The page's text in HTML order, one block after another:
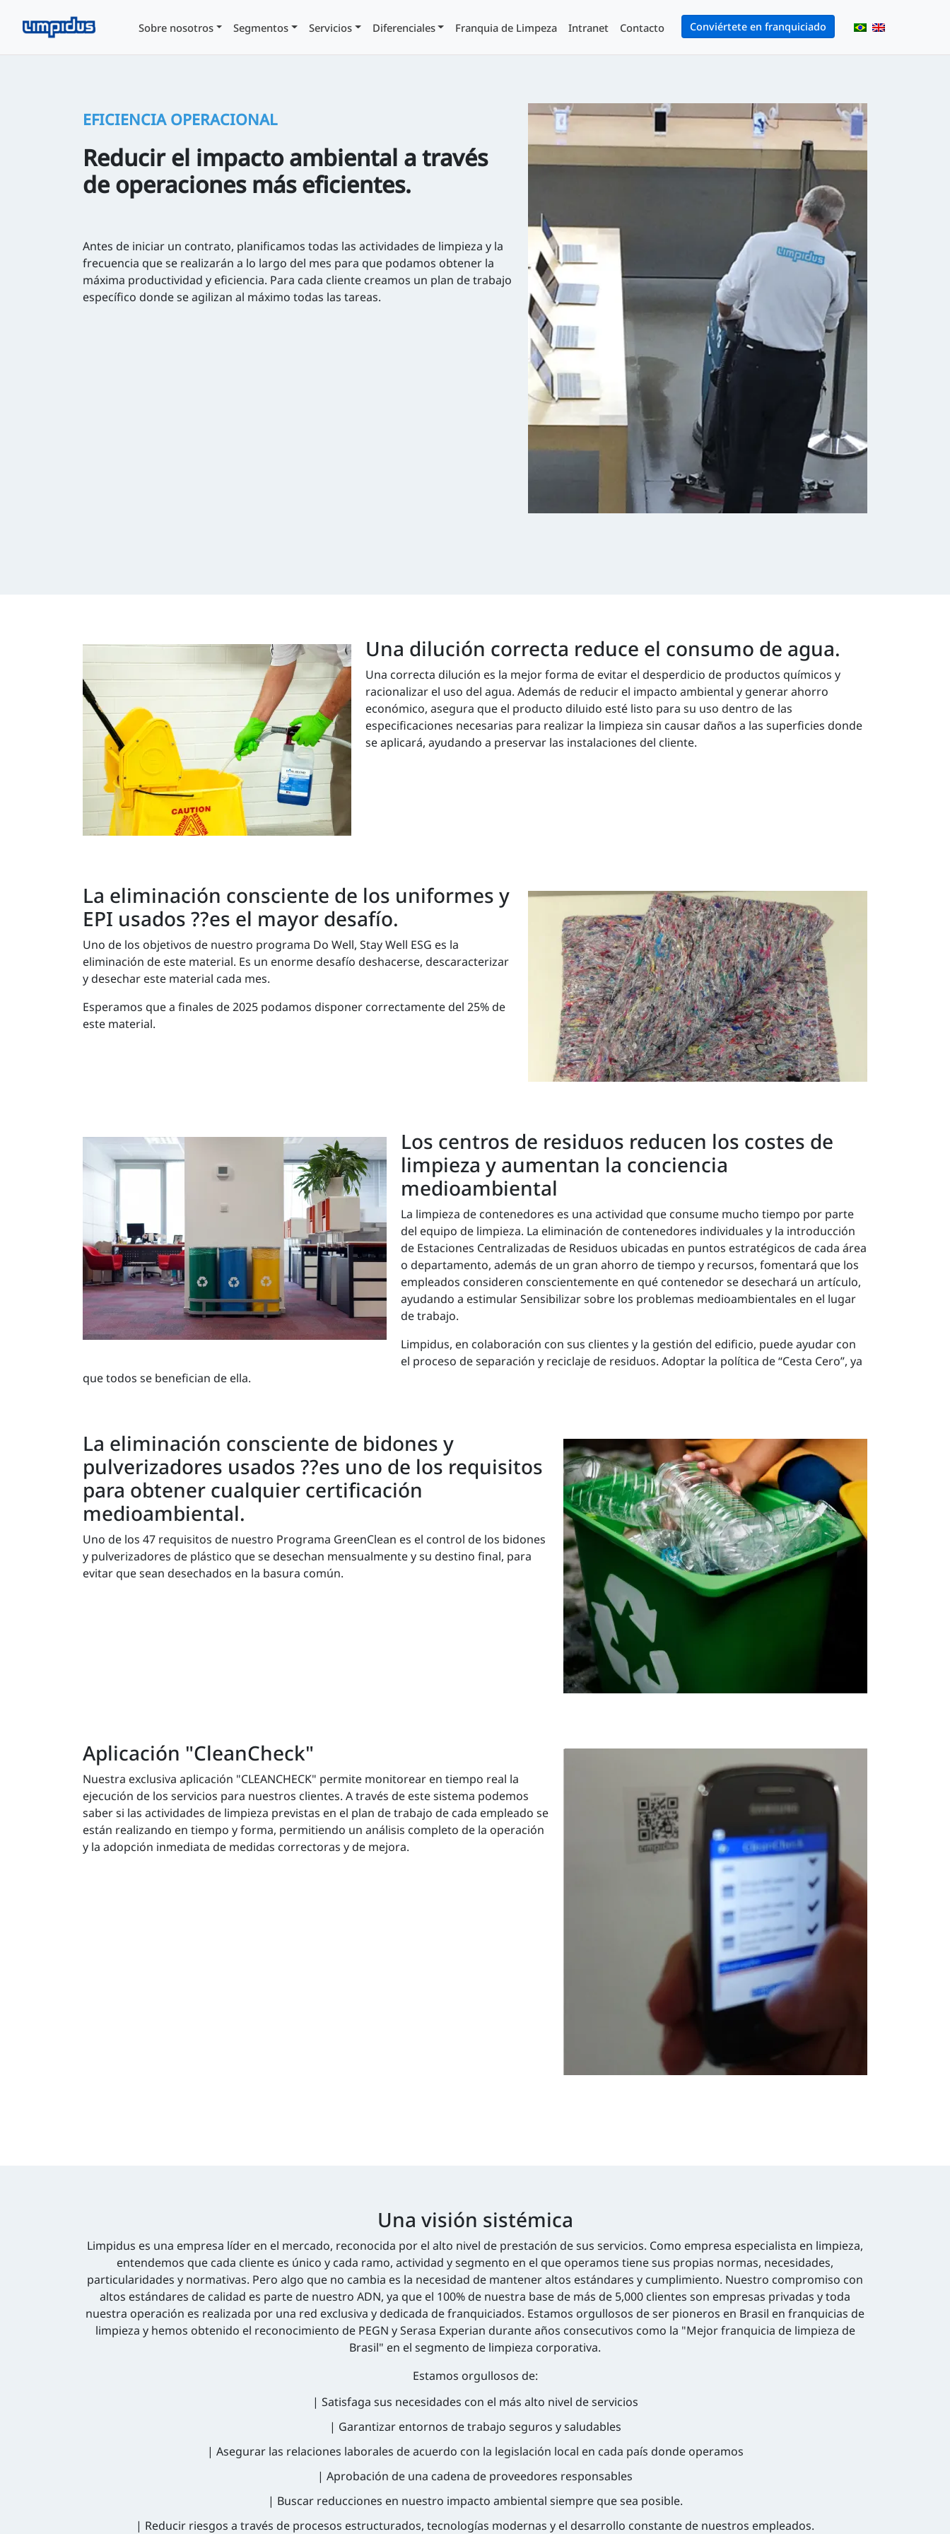
Sobre nosotros Segmentos Servicios Diferenciales Franquia de Limpeza Intranet Contacto Conviértete en franquiciado
EFICIENCIA OPERACIONAL
Reducir el impacto ambiental a través
de operaciones más eficientes.
Antes de iniciar un contrato, planificamos todas las actividades de limpieza y la
frecuencia que se realizarán a lo largo del mes para que podamos obtener la
máxima productividad y eficiencia. Para cada cliente creamos un plan de trabajo
específico donde se agilizan al máximo todas las tareas.
Una dilución correcta reduce el consumo de agua.
Una correcta dilución es la mejor forma de evitar el desperdicio de productos químicos y
racionalizar el uso del agua. Además de reducir el impacto ambiental y generar ahorro
económico, asegura que el producto diluido esté listo para su uso dentro de las
especificaciones necesarias para realizar la limpieza sin causar daños a las superficies donde
se aplicará, ayudando a preservar las instalaciones del cliente.
La eliminación consciente de los uniformes y
EPI usados ??es el mayor desafío.
Uno de los objetivos de nuestro programa Do Well, Stay Well ESG es la
eliminación de este material. Es un enorme desafío deshacerse, descaracterizar
y desechar este material cada mes.
Esperamos que a finales de 2025 podamos disponer correctamente del 25% de
este material.
Los centros de residuos reducen los costes de
limpieza y aumentan la conciencia
medioambiental
La limpieza de contenedores es una actividad que consume mucho tiempo por parte
del equipo de limpieza. La eliminación de contenedores individuales y la introducción
de Estaciones Centralizadas de Residuos ubicadas en puntos estratégicos de cada área
o departamento, además de un gran ahorro de tiempo y recursos, fomentará que los
empleados consideren conscientemente en qué contenedor se desechará un artículo,
ayudando a estimular Sensibilizar sobre los problemas medioambientales en el lugar
de trabajo.
Limpidus, en colaboración con sus clientes y la gestión del edificio, puede ayudar con
el proceso de separación y reciclaje de residuos. Adoptar la política de “Cesta Cero”, ya
que todos se benefician de ella.
La eliminación consciente de bidones y
pulverizadores usados ??es uno de los requisitos
para obtener cualquier certificación
medioambiental.
Uno de los 47 requisitos de nuestro Programa GreenClean es el control de los bidones
y pulverizadores de plástico que se desechan mensualmente y su destino final, para
evitar que sean desechados en la basura común.
Aplicación "CleanCheck"
Nuestra exclusiva aplicación "CLEANCHECK" permite monitorear en tiempo real la
ejecución de los servicios para nuestros clientes. A través de este sistema podemos
saber si las actividades de limpieza previstas en el plan de trabajo de cada empleado se
están realizando en tiempo y forma, permitiendo un análisis completo de la operación
y la adopción inmediata de medidas correctoras y de mejora.
Una visión sistémica
Limpidus es una empresa líder en el mercado, reconocida por el alto nivel de prestación de sus servicios. Como empresa especialista en limpieza,
entendemos que cada cliente es único y cada ramo, actividad y segmento en el que operamos tiene sus propias normas, necesidades,
particularidades y normativas. Pero algo que no cambia es la necesidad de mantener altos estándares y cumplimiento. Nuestro compromiso con
altos estándares de calidad es parte de nuestro ADN, ya que el 100% de nuestra base de más de 5,000 clientes son empresas privadas y toda
nuestra operación es realizada por una red exclusiva y dedicada de franquiciados. Estamos orgullosos de ser pioneros en Brasil en franquicias de
limpieza y hemos obtenido el reconocimiento de PEGN y Serasa Experian durante años consecutivos como la "Mejor franquicia de limpieza de
Brasil" en el segmento de limpieza corporativa.
Estamos orgullosos de:
| Satisfaga sus necesidades con el más alto nivel de servicios
| Garantizar entornos de trabajo seguros y saludables
| Asegurar las relaciones laborales de acuerdo con la legislación local en cada país donde operamos
| Aprobación de una cadena de proveedores responsables
| Buscar reducciones en nuestro impacto ambiental siempre que sea posible.
| Reducir riesgos a través de procesos estructurados, tecnologías modernas y el desarrollo constante de nuestros empleados.